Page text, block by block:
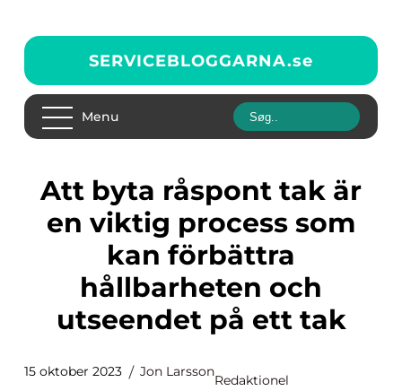
SERVICEBLOGGARNA.se
Menu
Att byta råspont tak är
en viktig process som
kan förbättra
hållbarheten och
utseendet på ett tak
15 oktober 2023 Jon Larsson
Redaktionel